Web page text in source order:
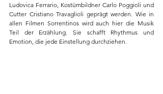
Ludovica Ferrario, Kostümbildner Carlo Poggioli und
Cutter Cristiano Travaglioli geprägt werden. Wie in
allen Filmen Sorrentinos wird auch hier die Musik
Teil der Erzählung. Sie schafft Rhythmus und
Emotion, die jede Einstellung durchziehen.